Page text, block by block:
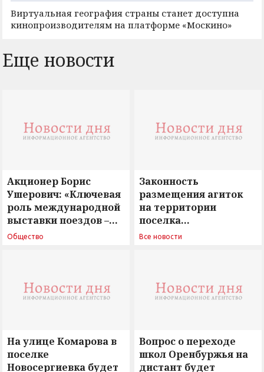
Виртуальная география страны станет доступна
кинопроизводителям на платформе «Москино»
Еще новости
Акционер Борис
Ушерович: «Ключевая
роль международной
выставки поездов –
поиск ответов на
Общество
Законность
размещения агиток
на территории
поселка
Новосергиевка
Все новости
На улице Комарова в
поселке
Новосергиевка будет
Вопрос о переходе
школ Оренбуржья на
дистант будет